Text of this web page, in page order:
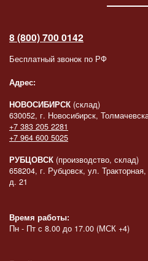
8 (800) 700 0142
Бесплатный звонок по РФ
Адрес:
НОВОСИБИРСК (склад)
630052, г. Новосибирск,
+7 383 205 2281
+7 964 600 5025
РУБЦОВСК (производство, склад)
658204, г. Рубцовск, ул. Тракторная,
д. 21
Время работы:
Пн - Пт с 8.00 до 17.00 (МСК +4)